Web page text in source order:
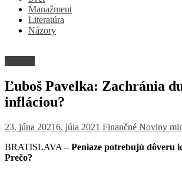
Manažment
Literatúra
Názory
Ľuboš Pavelka: Zachránia
infláciou?
23. júna 20216. júla 2021 Finančné Noviny
BRATISLAVA – Peniaze potrebujú dôveru
Prečo?